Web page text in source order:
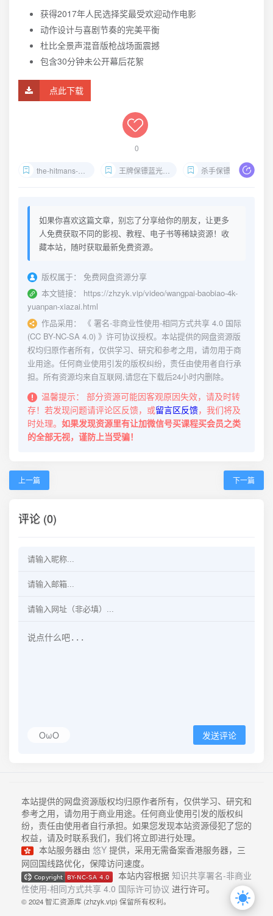
获得2017年人民选择奖最受欢迎动作电影
动作设计与喜剧节奏的完美平衡
杜比全景声混音版枪战场面震撼
包含30分钟未公开幕后花絮
点此下载
0
the-hitmans-bodyguard-4k-remux 王牌保镖蓝光下载 杀手保镖4K资源
如果你喜欢这篇文章，别忘了分享给你的朋友，让更多
人免费获取不同的影视、教程、电子书等稀缺资源！收
藏本站，随时获取最新免费资源。
版权属于：
免费网盘资源分享
本文链接：
https://zhzyk.vip/video/wangpai-baobiao-4k-
yuanpan-xiazai.html
作品采用：
《 署名-非商业性使用-相同方式共享 4.0 国际
(CC BY-NC-SA 4.0) 》许可协议授权。本站提供的网盘资源版
权均归原作者所有，仅供学习、研究和参考之用，请勿用于商
业用途。任何商业使用引发的版权纠纷，责任由使用者自行承
担。所有资源均来自互联网,请您在下载后24小时内删除。
温馨提示：
部分资源可能因客观原因失效，请及时转
存！若发现问题请评论区反馈，或留言区反馈，我们将及
时处理。 如果发现资源里有让加微信号买课程买会员之类
的全部无视，谨防上当受骗！
上一篇 下一篇
评论 (0)
OωO 发送评论
本站提供的网盘资源版权均归原作者所有，仅供学习、研究和
参考之用，请勿用于商业用途。任何商业使用引发的版权纠
纷，责任由使用者自行承担。如果您发现本站资源侵犯了您的
权益，请及时联系我们，我们将立即进行处理。
本站服务器由 悠Y 提供，采用无需备案香港服务器，三
网回国线路优化，保障访问速度。
本站内容根据 知识共享署名-非商业
性使用-相同方式共享 4.0 国际许可协议 进行许可。
© 2024 智汇资源库 (zhzyk.vip) 保留所有权利。